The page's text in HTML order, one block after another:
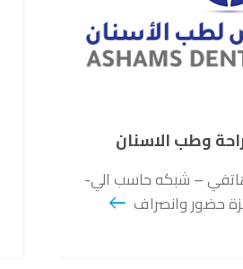
وطب الاسنان
– شبكه حاسب الي-
حضور وانصراف